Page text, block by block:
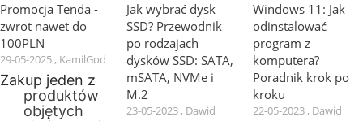
Promocja Tenda -
zwrot nawet do
100PLN
29-05-2025 , KamilGod
Zakup jeden z
produktów
objętych
Jak wybrać dysk
SSD? Przewodnik
po rodzajach
dysków SSD: SATA,
mSATA, NVMe i
M.2
23-05-2023 , Dawid
Windows 11: Jak
odinstalować
program z
komputera?
Poradnik krok po
kroku
22-05-2023 , Dawid